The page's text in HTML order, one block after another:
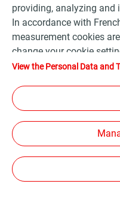
Conditions
Cookies -
Les sites de la
providing, analyzing and
In accordance with
measurement cookies
change your cookie
"Manage my cookies"
device. If you click on
required for the site to
more information, refer
Policy" page.
View the Personal Data and